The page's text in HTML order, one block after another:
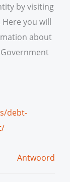
by visiting
you will
about
debt-
Antwoord